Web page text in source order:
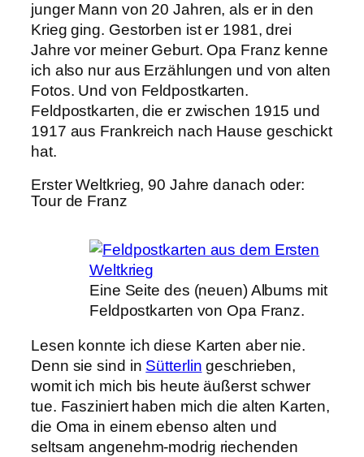
junger Mann von 20 Jahren, als er in den
Krieg ging. Gestorben ist er 1981, drei
Jahre vor meiner Geburt. Opa Franz kenne
ich also nur aus Erzählungen und von alten
Fotos. Und von Feldpostkarten.
Feldpostkarten, die er zwischen 1915 und
1917 aus Frankreich nach Hause geschickt
hat.
Erster Weltkrieg, 90 Jahre danach oder:
Tour de Franz
Eine Seite des (neuen) Albums mit
Feldpostkarten von Opa Franz.
Lesen konnte ich diese Karten aber nie.
Denn sie sind in Sütterlin geschrieben,
womit ich mich bis heute äußerst schwer
tue. Fasziniert haben mich die alten Karten,
die Oma in einem ebenso alten und
seltsam angenehm-modrig riechenden